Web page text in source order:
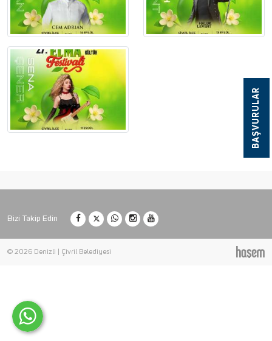
BAŞVURULAR
Bizi Takip Edin
© 2026 Denizli | Çivril Belediyesi